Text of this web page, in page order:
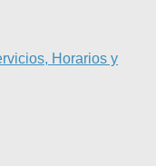
Horarios y